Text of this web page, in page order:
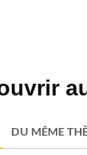
DU MÊME